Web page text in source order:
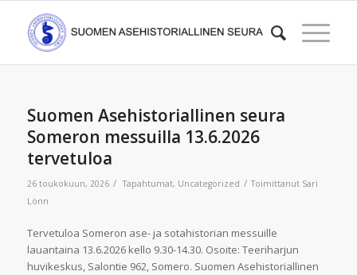
Suomen Asehistoriallinen seura
Someron messuilla 13.6.2026
tervetuloa
26 toukokuun, 2026 / Tapahtumat, Uncategorized / Toimittanut Sari
Lönn
Tervetuloa Someron ase- ja sotahistorian messuille
lauantaina 13.6.2026 kello 9.30-14.30. Osoite: Teeriharjun
huvikeskus, Salontie 962, Somero. Suomen Asehistoriallinen